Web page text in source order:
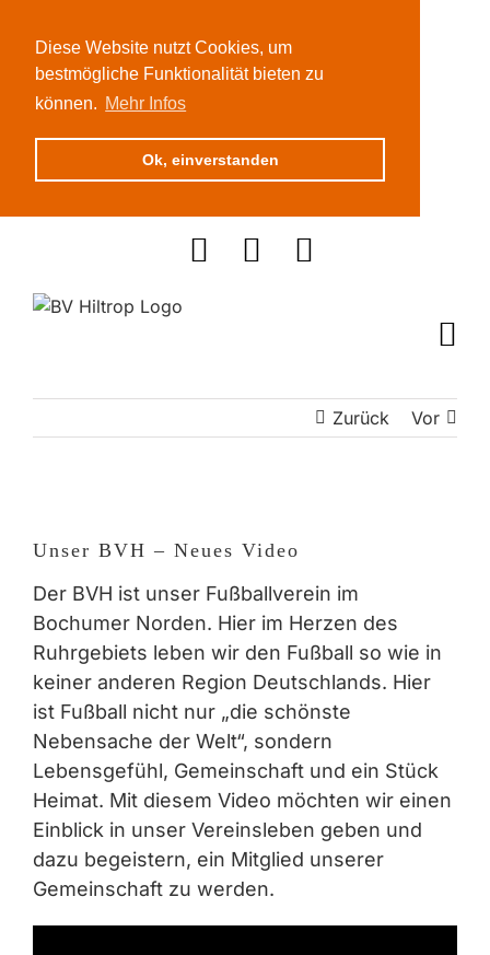
Diese Website nutzt Cookies, um
bestmögliche Funktionalität bieten zu
können. Mehr Infos
Ok, einverstanden
Zurück Vor
grösseres
Unser BVH – Neues Video
Der BVH ist unser Fußballverein im
Bochumer Norden. Hier im Herzen des
Ruhrgebiets leben wir den Fußball so wie in
keiner anderen Region Deutschlands. Hier
ist Fußball nicht nur „die schönste
Nebensache der Welt“, sondern
Lebensgefühl, Gemeinschaft und ein Stück
Heimat. Mit diesem Video möchten wir einen
Einblick in unser Vereinsleben geben und
dazu begeistern, ein Mitglied unserer
Gemeinschaft zu werden.